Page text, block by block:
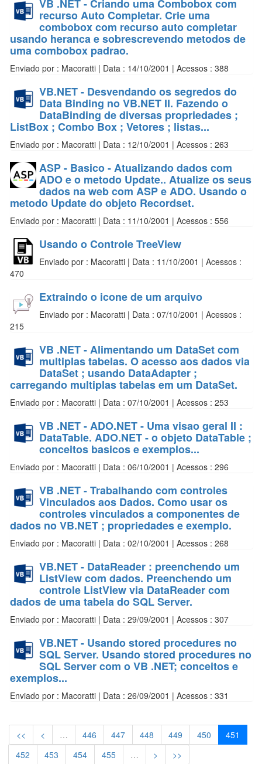
VB .NET - Criando uma Combobox com
recurso Auto Completar. Crie uma
combobox com recurso auto completar
usando heranca e sobrescrevendo metodos de
uma combobox padrao.
Enviado por : Macoratti | Data : 14/10/2001 | Acessos : 388
VB.NET - Desvendando os segredos do
Data Binding no VB.NET II. Fazendo o
DataBinding de diversas propriedades ;
ListBox ; Combo Box ; Vetores ; listas...
Enviado por : Macoratti | Data : 12/10/2001 | Acessos : 263
ASP - Basico - Atualizando dados com
ADO e o metodo Update.. Atualize os seus
dados na web com ASP e ADO. Usando o
metodo Update do objeto Recordset.
Enviado por : Macoratti | Data : 11/10/2001 | Acessos : 556
Usando o Controle TreeView
Enviado por : Macoratti | Data : 11/10/2001 | Acessos :
470
Extraindo o icone de um arquivo
Enviado por : Macoratti | Data : 07/10/2001 | Acessos :
215
VB .NET - Alimentando um DataSet com
multiplas tabelas. O acesso aos dados via
DataSet ; usando DataAdapter ;
carregando multiplas tabelas em um DataSet.
Enviado por : Macoratti | Data : 07/10/2001 | Acessos : 253
VB .NET - ADO.NET - Uma visao geral II :
DataTable. ADO.NET - o objeto DataTable ;
conceitos basicos e exemplos...
Enviado por : Macoratti | Data : 06/10/2001 | Acessos : 296
VB .NET - Trabalhando com controles
Vinculados aos Dados. Como usar os
controles vinculados a componentes de
dados no VB.NET ; propriedades e exemplo.
Enviado por : Macoratti | Data : 02/10/2001 | Acessos : 268
VB.NET - DataReader : preenchendo um
ListView com dados. Preenchendo um
controle ListView via DataReader com
dados de uma tabela do SQL Server.
Enviado por : Macoratti | Data : 29/09/2001 | Acessos : 307
VB.NET - Usando stored procedures no
SQL Server. Usando stored procedures no
SQL Server com o VB .NET; conceitos e
exemplos...
Enviado por : Macoratti | Data : 26/09/2001 | Acessos : 331
<< < … 446 447 448 449 450
451
452
453 454 455 … > >>